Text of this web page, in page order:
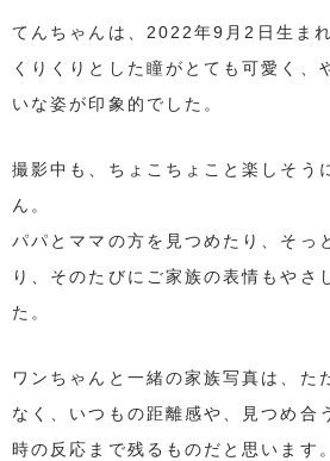
てんちゃんは、2022年9月2日生ま
くりくりとした瞳がとても可愛く、
いな姿が印象的でした。
撮影中も、ちょこちょこと楽しそう
ん。
パパとママの方を見つめたり、そっ
り、そのたびにご家族の表情もやさ
た。
ワンちゃんと一緒の家族写真は、た
なく、いつもの距離感や、見つめ合
時の反応まで残るものだと思います。